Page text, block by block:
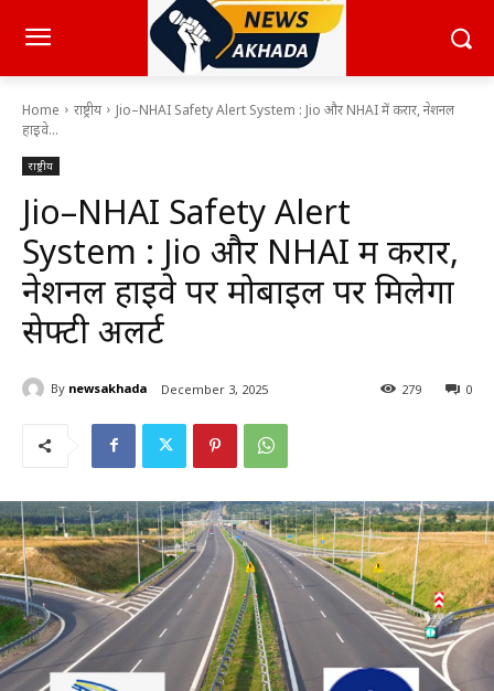
Home राष्ट्रीय
Jio–NHAI Safety Alert System : Jio और NHAI में करार, नेशनल
हाइवे...
राष्ट्रीय
Jio–NHAI Safety Alert
System : Jio और NHAI में करार,
नेशनल हाइवे पर मोबाइल पर मिलेगा
सेफ्टी अलर्ट
By newsakhada December 3, 2025 0
279